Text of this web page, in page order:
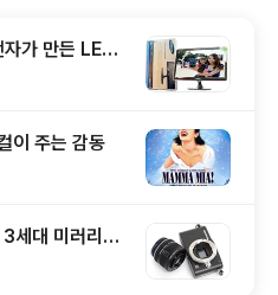
가 만든 LED
이 주는 감동
세대 미러리스